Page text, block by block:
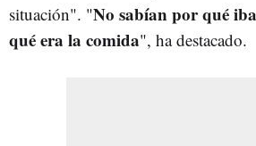
situación". "No sabían por qué
qué era la comida", ha destacado.